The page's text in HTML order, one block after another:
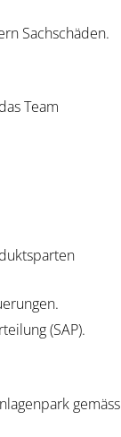
Sachschäden.
Team
(SAP).
gemäss